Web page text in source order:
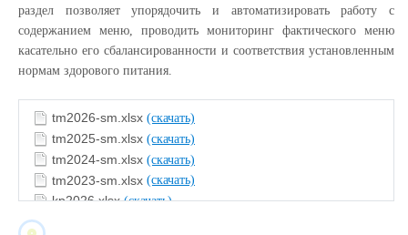
раздел позволяет упорядочить и автоматизировать работу с
содержанием меню, проводить мониторинг фактического меню
касательно его сбалансированности и соответствия установленным
нормам здорового питания.
tm2026-sm.xlsx (скачать)
tm2025-sm.xlsx (скачать)
tm2024-sm.xlsx (скачать)
tm2023-sm.xlsx (скачать)
kp2026.xlsx(скачать)